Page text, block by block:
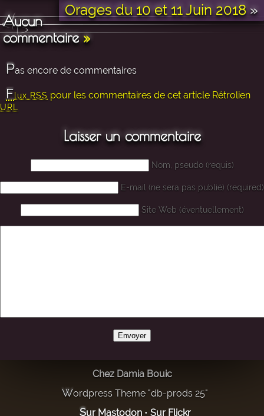
Orages du 10 et 11 Juin 2018»
Aucun
commentaire»
Pas encore de commentaires
Flux RSS pour les commentaires de cet article Rétrolien
URL
Laisser un commentaire
Nom, pseudo (requis)
E-mail (ne sera pas publié) (required)
Site Web (éventuellement)
Chez Damia Bouic
Wordpress Theme "db-prods 25"
Sur Mastodon• Sur Flickr